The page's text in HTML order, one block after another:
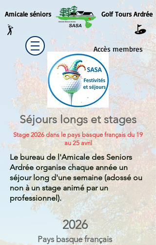
Golf Tours Ardrée
Amicale séniors
Accès membres
Séjours longs et stages
Stage 2026 dans le pays basque français du 19
au 25 avril
Le bureau de l'Amicale des Seniors
Ardrée organise chaque année un
séjour long d'une semaine (adossé ou
non à un stage animé par un
professionnel).
2026
Pays basque français